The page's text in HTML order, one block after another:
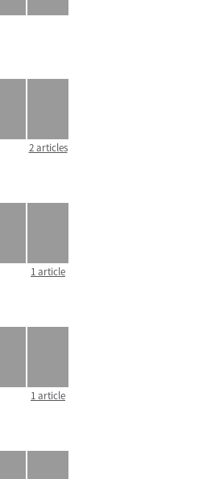
2 articles
1 article
1 article